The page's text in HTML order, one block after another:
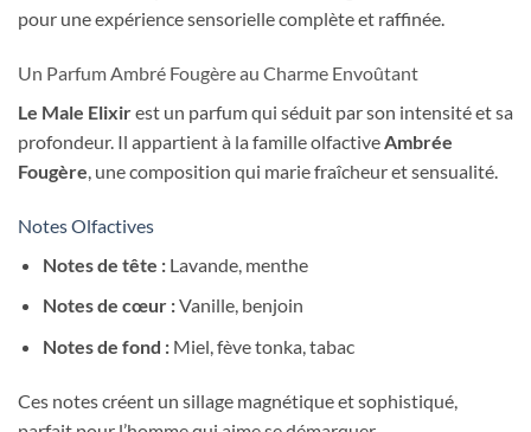
pour une expérience sensorielle complète et raffinée.
Un Parfum Ambré Fougère au Charme Envoûtant
Le Male Elixirest un parfum qui séduit par son intensité et sa
profondeur. Il appartient à la famille olfactiveAmbrée
Fougère, une composition qui marie fraîcheur et sensualité.
Notes Olfactives
Notes de tête :Lavande, menthe
Notes de cœur :Vanille, benjoin
Notes de fond :Miel, fève tonka, tabac
Ces notes créent un sillage magnétique et sophistiqué,